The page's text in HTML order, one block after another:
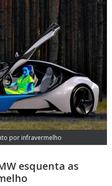
por infravermelho
esquenta as